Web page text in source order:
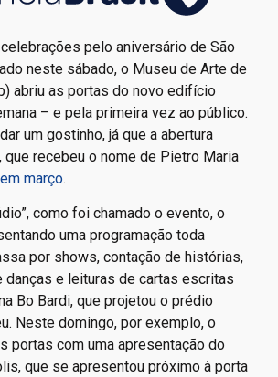
pelo aniversário de São
neste sábado, o Museu de Arte de
abriu as portas do novo edifício
– e pela primeira vez ao público.
um gostinho, já que a abertura
recebeu o nome de Pietro Maria
março.
como foi chamado o evento, o
uma programação toda
por shows, contação de histórias,
danças e leituras de cartas escritas
Bo Bardi, que projetou o prédio
Neste domingo, por exemplo, o
portas com uma apresentação do
que se apresentou próximo à porta